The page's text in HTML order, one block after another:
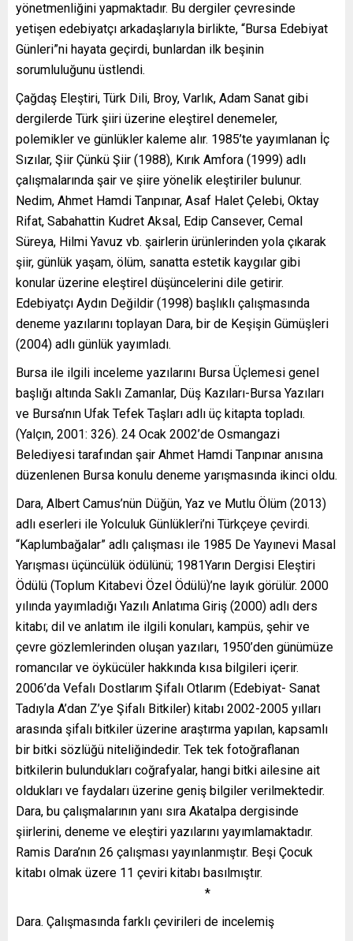
yönetmenliğini yapmaktadır. Bu dergiler çevresinde
yetişen edebiyatçı arkadaşlarıyla birlikte, “Bursa Edebiyat
Günleri”ni hayata geçirdi, bunlardan ilk beşinin
sorumluluğunu üstlendi.
Çağdaş Eleştiri, Türk Dili, Broy, Varlık, Adam Sanat gibi
dergilerde Türk şiiri üzerine eleştirel denemeler,
polemikler ve günlükler kaleme alır. 1985’te yayımlanan İç
Sızılar, Şiir Çünkü Şiir (1988), Kırık Amfora (1999) adlı
çalışmalarında şair ve şiire yönelik eleştiriler bulunur.
Nedim, Ahmet Hamdi Tanpınar, Asaf Halet Çelebi, Oktay
Rifat, Sabahattin Kudret Aksal, Edip Cansever, Cemal
Süreya, Hilmi Yavuz vb. şairlerin ürünlerinden yola çıkarak
şiir, günlük yaşam, ölüm, sanatta estetik kaygılar gibi
konular üzerine eleştirel düşüncelerini dile getirir.
Edebiyatçı Aydın Değildir (1998) başlıklı çalışmasında
deneme yazılarını toplayan Dara, bir de Keşişin Gümüşleri
(2004) adlı günlük yayımladı.
Bursa ile ilgili inceleme yazılarını Bursa Üçlemesi genel
başlığı altında Saklı Zamanlar, Düş Kazıları-Bursa Yazıları
ve Bursa’nın Ufak Tefek Taşları adlı üç kitapta topladı.
(Yalçın, 2001: 326). 24 Ocak 2002’de Osmangazi
Belediyesi tarafından şair Ahmet Hamdi Tanpınar anısına
düzenlenen Bursa konulu deneme yarışmasında ikinci oldu.
Dara, Albert Camus’nün Düğün, Yaz ve Mutlu Ölüm (2013)
adlı eserleri ile Yolculuk Günlükleri’ni Türkçeye çevirdi.
“Kaplumbağalar” adlı çalışması ile 1985 De Yayı­nevi Masal
Yarışması üçüncülük ödülünü; 1981Yarın Dergisi Eleştiri
Ödülü (Toplum Kitabevi Özel Ödülü)’ne layık görülür. 2000
yılında yayımladığı Yazılı Anlatıma Giriş (2000) adlı ders
kitabı; dil ve anlatım ile ilgili konuları, kampüs, şehir ve
çevre gözlemlerinden oluşan yazıları, 1950’den günümüze
romancılar ve öykücüler hakkında kısa bilgileri içerir.
2006’da Vefalı Dostlarım Şifalı Otlarım (Edebiyat- Sanat
Tadıyla A’dan Z’ye Şifalı Bitkiler) kitabı 2002-2005 yılları
arasında şifalı bitkiler üzerine araştırma yapılan, kapsamlı
bir bitki sözlüğü niteliğindedir. Tek tek fotoğraflanan
bitkilerin bulundukları coğrafyalar, hangi bitki ailesine ait
oldukları ve faydaları üzerine geniş bilgiler verilmektedir.
Dara, bu çalışmalarının yanı sıra Akatalpa dergisinde
şiirlerini, deneme ve eleştiri yazılarını yayımlamaktadır.
Ramis Dara’nın 26 çalışması yayınlanmıştır. Beşi Çocuk
kitabı olmak üzere 11 çeviri kitabı basılmıştır.
*
Dara. Çalışmasında farklı çevirileri de incelemiş